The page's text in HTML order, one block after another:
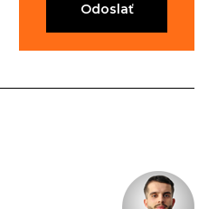
Odoslať